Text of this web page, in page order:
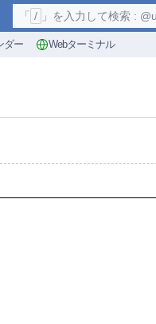
ダー Webターミナル
「 / 」を入力して検索 :